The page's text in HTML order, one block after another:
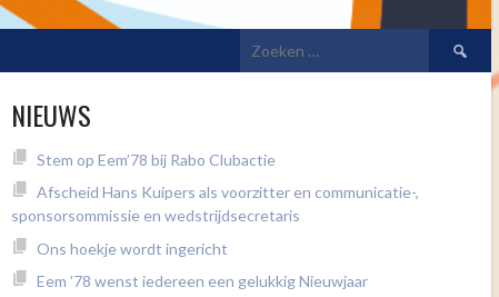
Zoeken
naar:
NIEUWS
Stem op Eem’78 bij Rabo Clubactie
Afscheid Hans Kuipers als voorzitter en communicatie-,
sponsorsommissie en wedstrijdsecretaris
Ons hoekje wordt ingericht
Eem ’78 wenst iedereen een gelukkig Nieuwjaar